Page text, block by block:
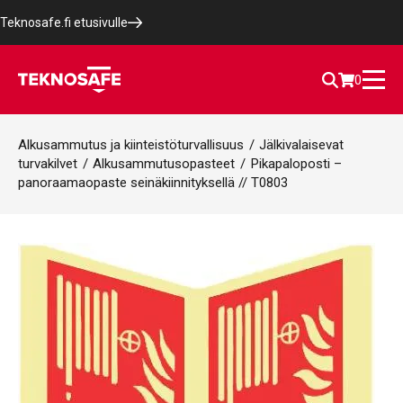
Teknosafe.fi etusivulle
0
Alkusammutus ja kiinteistöturvallisuus / Jälkivalaisevat
turvakilvet / Alkusammutusopasteet / Pikapaloposti –
panoraamaopaste seinäkiinnityksellä // T0803